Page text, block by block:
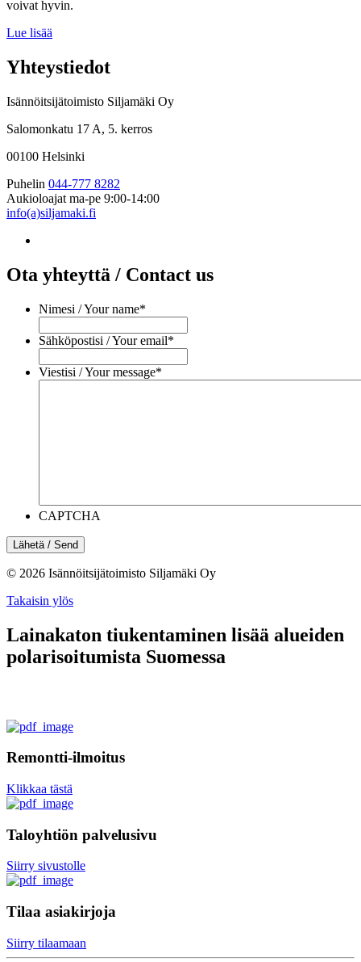
voivat hyvin.
Lue lisää
Yhteystiedot
Isännöitsijätoimisto Siljamäki Oy
Salomonkatu 17 A, 5. kerros
00100 Helsinki
Puhelin 044-777 8282
Aukioloajat ma-pe 9:00-14:00
info(a)siljamaki.fi
Ota yhteyttä / Contact us
Nimesi / Your name*
Sähköpostisi / Your email*
Viestisi / Your message*
CAPTCHA
© 2026 Isännöitsijätoimisto Siljamäki Oy
Takaisin ylös
Lainakaton tiukentaminen lisää alueiden
polarisoitumista Suomessa
Remontti-ilmoitus
Klikkaa tästä
Taloyhtiön palvelusivu
Siirry sivustolle
Tilaa asiakirjoja
Siirry tilaamaan